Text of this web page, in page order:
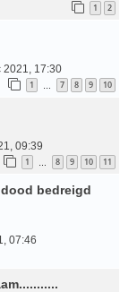
1 2
2021, 17:30
1 … 7 8 9 10
09:39
1 … 8 9 10 11
bedreigd
07:46